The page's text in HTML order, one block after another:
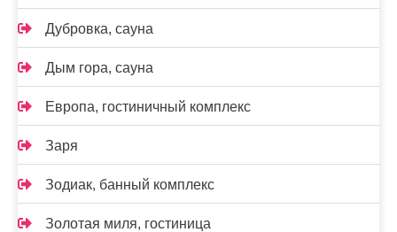
Дубровка, сауна
Дым гора, сауна
Европа, гостиничный комплекс
Заря
Зодиак, банный комплекс
Золотая миля, гостиница